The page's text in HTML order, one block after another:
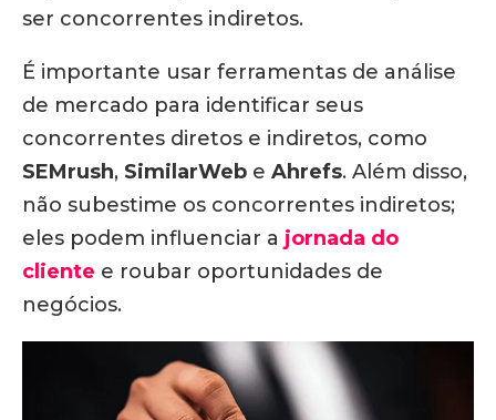
ser concorrentes indiretos.
É importante usar ferramentas de análise
de mercado para identificar seus
concorrentes diretos e indiretos, como
SEMrush, SimilarWeb e Ahrefs. Além disso,
não subestime os concorrentes indiretos;
eles podem influenciar a jornada do
cliente e roubar oportunidades de
negócios.